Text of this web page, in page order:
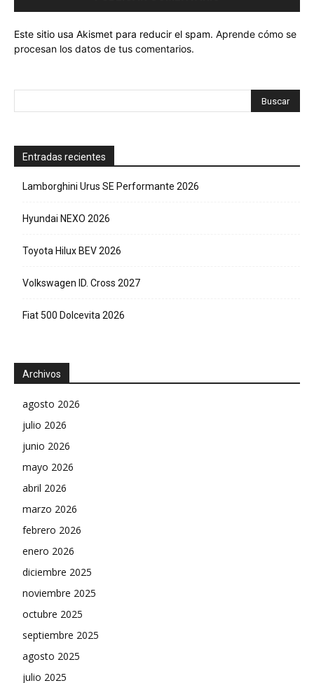
Este sitio usa Akismet para reducir el spam. Aprende cómo se
procesan los datos de tus comentarios.
Entradas recientes
Lamborghini Urus SE Performante 2026
Hyundai NEXO 2026
Toyota Hilux BEV 2026
Volkswagen ID. Cross 2027
Fiat 500 Dolcevita 2026
Archivos
agosto 2026
julio 2026
junio 2026
mayo 2026
abril 2026
marzo 2026
febrero 2026
enero 2026
diciembre 2025
noviembre 2025
octubre 2025
septiembre 2025
agosto 2025
julio 2025